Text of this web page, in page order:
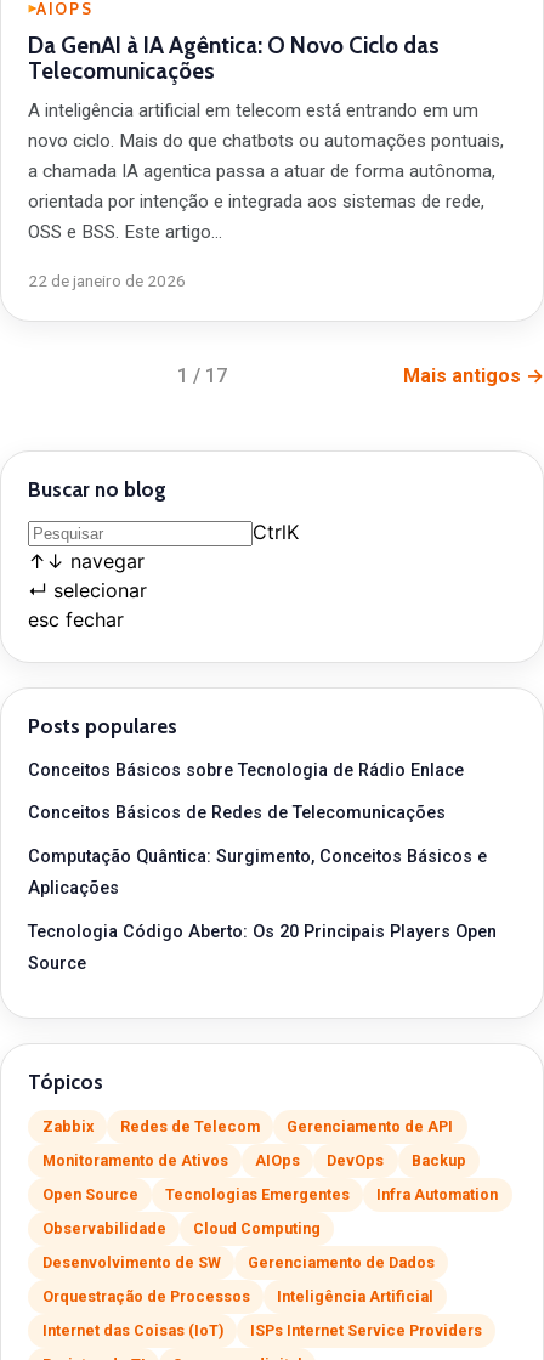
AIOPS
Da GenAI à IA Agêntica: O Novo Ciclo das
Telecomunicações
A inteligência artificial em telecom está entrando em um
novo ciclo. Mais do que chatbots ou automações pontuais,
a chamada IA agentica passa a atuar de forma autônoma,
orientada por intenção e integrada aos sistemas de rede,
OSS e BSS. Este artigo…
22 de janeiro de 2026
1 / 17 Mais antigos →
Buscar no blog
CtrlK
↑ ↓ navegar
↵ selecionar
esc fechar
Posts populares
Conceitos Básicos sobre Tecnologia de Rádio Enlace
Conceitos Básicos de Redes de Telecomunicações
Computação Quântica: Surgimento, Conceitos Básicos e
Aplicações
Tecnologia Código Aberto: Os 20 Principais Players Open
Source
Tópicos
Zabbix Redes de Telecom
Gerenciamento de API
Monitoramento de Ativos
AIOps DevOps
Backup
Open Source
Tecnologias Emergentes
Infra Automation
Observabilidade
Cloud Computing
Desenvolvimento de SW
Gerenciamento de Dados
Orquestração de Processos
Inteligência Artificial
Internet das Coisas (IoT)
ISPs Internet Service Providers